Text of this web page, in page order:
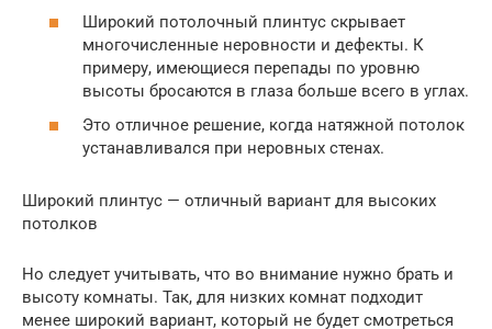
Широкий потолочный плинтус скрывает
многочисленные неровности и дефекты. К
примеру, имеющиеся перепады по уровню
высоты бросаются в глаза больше всего в углах.
Это отличное решение, когда натяжной потолок
устанавливался при неровных стенах.
Широкий плинтус — отличный вариант для высоких
потолков
Но следует учитывать, что во внимание нужно брать и
высоту комнаты. Так, для низких комнат подходит
менее широкий вариант, который не будет смотреться